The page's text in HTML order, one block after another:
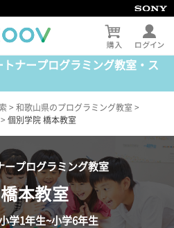
ナープログラミング教室・ス
> 和歌山県のプログラミング教室 >
> 個別学院 橋本教室
ープログラミング教室
本教室
学1年生~小学6年生